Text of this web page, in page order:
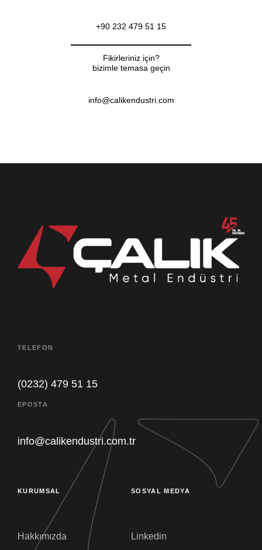
+90 232 479 51 15
Fikirleriniz için?
bizimle temasa geçin
info@calikendustri.com
TELEFON
(0232) 479 51 15
EPOSTA
info@calikendustri.com.tr
KURUMSAL
Hakkımızda
SOSYAL MEDYA
Linkedin
sorun!
Satın Alma
Müsait Değil
Müsait Değil